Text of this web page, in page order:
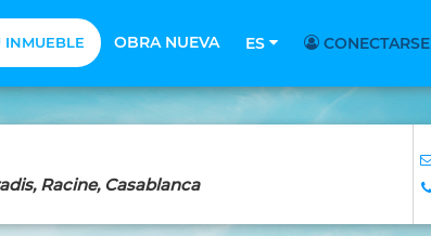
INMUEBLE OBRA NUEVA ES CONECTARSE
Racine, Casablanca